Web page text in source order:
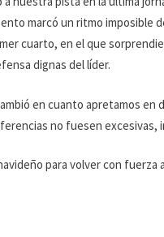
marcó un ritmo imposible
cuarto, en el que
dignas del líder.
en cuanto apretamos
no fuesen excesivas,
para volver con